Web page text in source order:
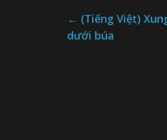
← (Tiếng Việt)
dưới búa